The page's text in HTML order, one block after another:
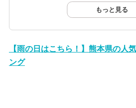
もっと見る
【雨の日はこちら！】熊本県の人
ング